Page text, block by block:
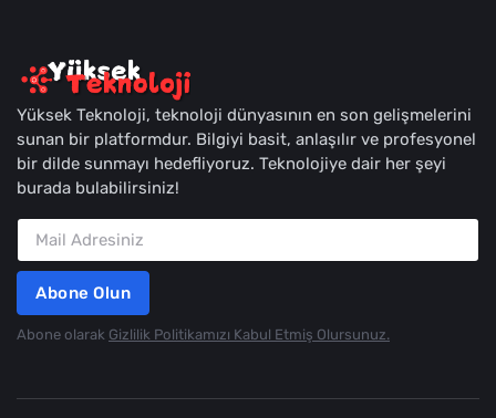
Yüksek Teknoloji, teknoloji dünyasının en son gelişmelerini
sunan bir platformdur. Bilgiyi basit, anlaşılır ve profesyonel
bir dilde sunmayı hedefliyoruz. Teknolojiye dair her şeyi
burada bulabilirsiniz!
Abone Olun
Abone olarak Gizlilik Politikamızı Kabul Etmiş Olursunuz.